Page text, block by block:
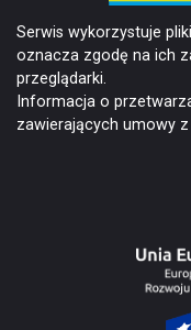
Serwis wykorzystuje
oznacza zgodę na ich
przeglądarki.
Informacja o
zawierających umowy